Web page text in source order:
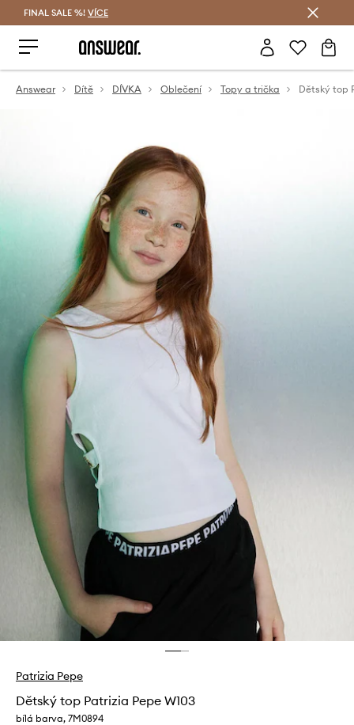
FINAL SALE %! VÍCE
Answear Dítě DÍVKA Oblečení Topy a trička Dětský top
Patrizia Pepe
Dětský top Patrizia Pepe W103
bílá barva, 7M0894